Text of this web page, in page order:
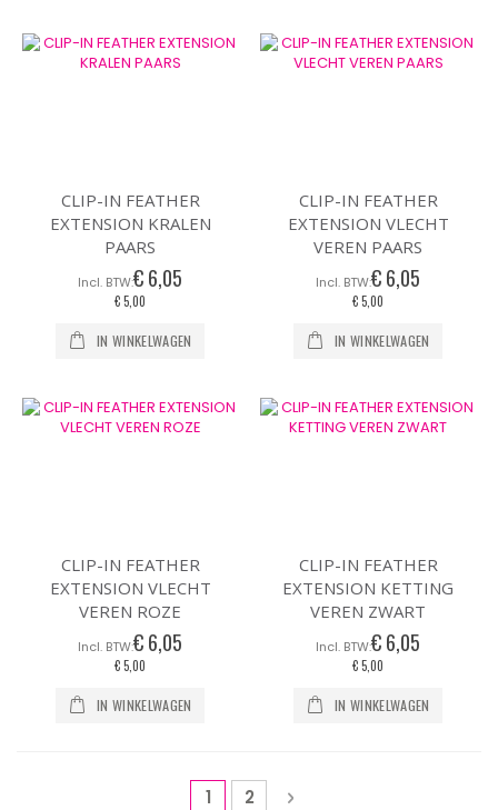
CLIP-IN FEATHER
EXTENSION KRALEN
PAARS
€ 6,05
€ 5,00
IN WINKELWAGEN
CLIP-IN FEATHER
EXTENSION VLECHT
VEREN PAARS
€ 6,05
€ 5,00
IN WINKELWAGEN
CLIP-IN FEATHER
EXTENSION VLECHT
VEREN ROZE
€ 6,05
€ 5,00
IN WINKELWAGEN
CLIP-IN FEATHER
EXTENSION KETTING
VEREN ZWART
€ 6,05
€ 5,00
IN WINKELWAGEN
Pagina
U lees momenteel pagina
1 Pagina
2 Pagina
Volgende